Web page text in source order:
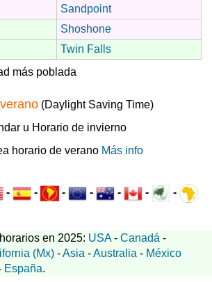
Sandpoint
Shoshone
Twin Falls
más poblada
(Daylight Saving Time)
u Horario de invierno
horario de verano Más info
- - - - - - -
en 2025: USA- Canadá -
(Mx) -Asia -Australia - México
España.